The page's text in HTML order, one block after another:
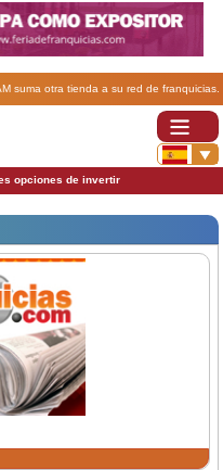
suma otra tienda a su red de franquicias.
opciones de invertir